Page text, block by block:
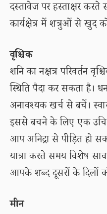
दस्तावेज पर हस्ताक्षर
कार्यक्षेत्र में शत्रुओं से खुद
वृश्चिक
शनि का नक्षत्र परिवर्तन
स्थिति पैदा कर सकता है।
अनावश्यक खर्च से बचें।
इससे बचने के लिए एक उचित
आप अनिद्रा से पीड़ित हो
यात्रा करते समय विशेष
आपके शब्द दूसरों के दिलों
मीन